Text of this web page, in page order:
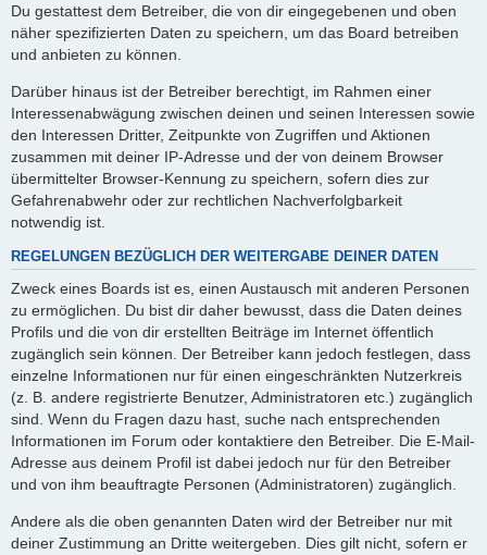
Du gestattest dem Betreiber, die von dir eingegebenen und oben
näher spezifizierten Daten zu speichern, um das Board betreiben
und anbieten zu können.
Darüber hinaus ist der Betreiber berechtigt, im Rahmen einer
Interessenabwägung zwischen deinen und seinen Interessen sowie
den Interessen Dritter, Zeitpunkte von Zugriffen und Aktionen
zusammen mit deiner IP-Adresse und der von deinem Browser
übermittelter Browser-Kennung zu speichern, sofern dies zur
Gefahrenabwehr oder zur rechtlichen Nachverfolgbarkeit
notwendig ist.
REGELUNGEN BEZÜGLICH DER WEITERGABE DEINER DATEN
Zweck eines Boards ist es, einen Austausch mit anderen Personen
zu ermöglichen. Du bist dir daher bewusst, dass die Daten deines
Profils und die von dir erstellten Beiträge im Internet öffentlich
zugänglich sein können. Der Betreiber kann jedoch festlegen, dass
einzelne Informationen nur für einen eingeschränkten Nutzerkreis
(z. B. andere registrierte Benutzer, Administratoren etc.) zugänglich
sind. Wenn du Fragen dazu hast, suche nach entsprechenden
Informationen im Forum oder kontaktiere den Betreiber. Die E-Mail-
Adresse aus deinem Profil ist dabei jedoch nur für den Betreiber
und von ihm beauftragte Personen (Administratoren) zugänglich.
Andere als die oben genannten Daten wird der Betreiber nur mit
deiner Zustimmung an Dritte weitergeben. Dies gilt nicht, sofern er